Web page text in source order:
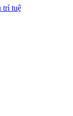
trí tuệ